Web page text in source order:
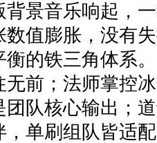
景音乐响起，
值膨胀，没有
的铁三角体系
前；法师掌控
队核心输出；
单刷组队皆适